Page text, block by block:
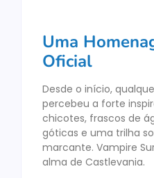
Uma
Oficial
Desde o início,
percebeu a forte
chicotes, frascos de
góticas e uma trilha
marcante. Vampire
alma de Castlevania.